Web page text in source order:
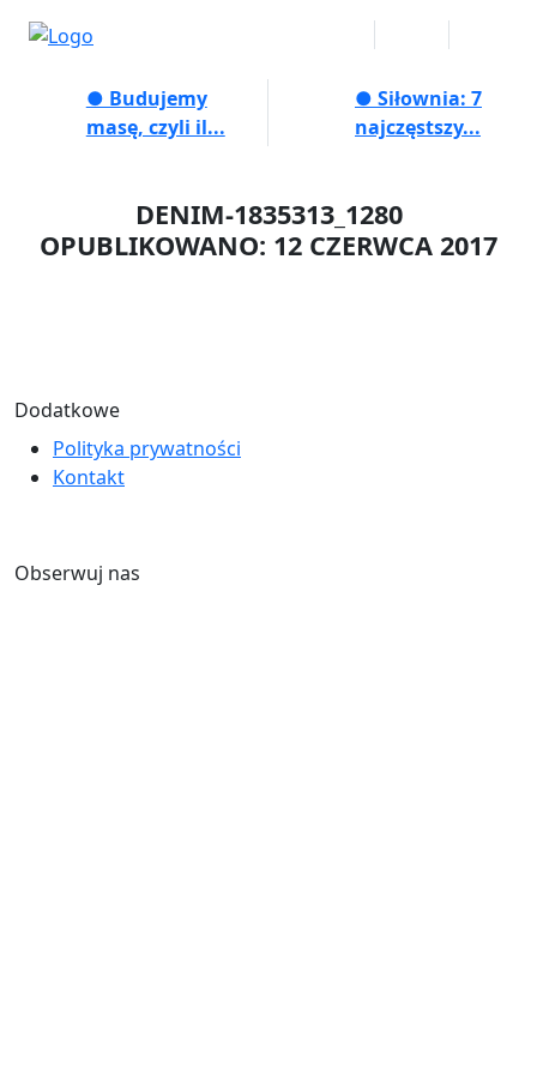
● Budujemy
masę, czyli il...
● Siłownia: 7
najczęstszy...
DENIM-1835313_1280
OPUBLIKOWANO: 12 CZERWCA 2017
Dodatkowe
Polityka prywatności
Kontakt
Obserwuj nas